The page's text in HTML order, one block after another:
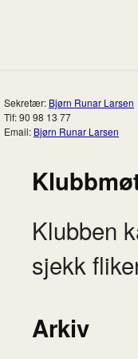
Sekretær: Bjørn Runar Larsen
Tlf: 90 98 13 77
Email: Bjørn Runar Larsen
Klubben
sjekk
Arkiv